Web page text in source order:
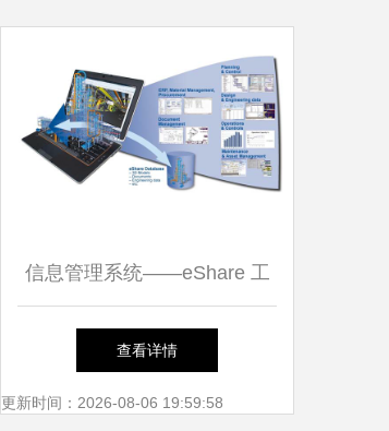
信息管理系统——eShare 工
程造价咨询业务的价值与实践
查看详情
更新时间：2026-08-06 19:59:58